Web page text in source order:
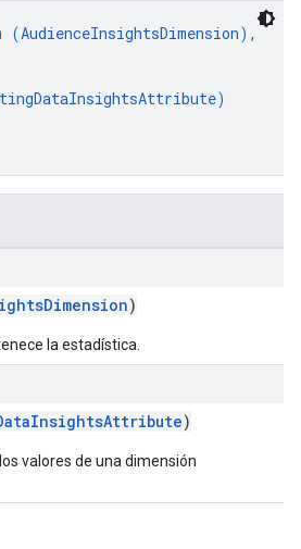
(AudienceInsightsDimension) ,
)
)
la estadística.
)
valores de una dimensión